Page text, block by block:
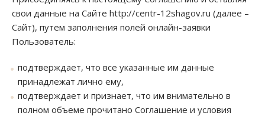
свои данные на Сайте http://centr-12shagov.ru (далее –
Сайт), путем заполнения полей онлайн-заявки
Пользователь:
подтверждает, что все указанные им данные
принадлежат лично ему,
подтверждает и признает, что им внимательно в
полном объеме прочитано Соглашение и условия